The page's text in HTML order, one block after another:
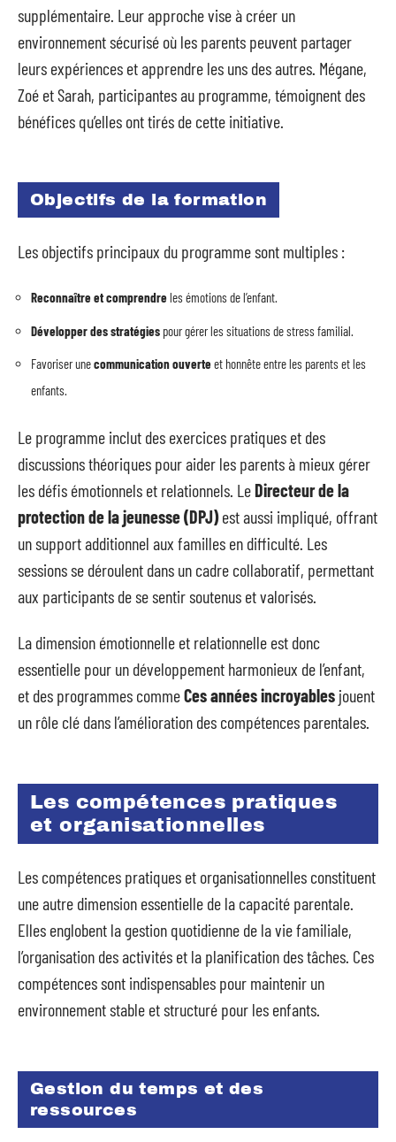
supplémentaire. Leur approche vise à créer un
environnement sécurisé où les parents peuvent partager
leurs expériences et apprendre les uns des autres. Mégane,
Zoé et Sarah, participantes au programme, témoignent des
bénéfices qu’elles ont tirés de cette initiative.
Objectifs de la formation
Les objectifs principaux du programme sont multiples :
Reconnaître et comprendreles émotions de l’enfant.
Développer des stratégies pour gérer les situations de stress familial.
Favoriser unecommunication ouverteet honnête entre les parents et les
enfants.
Le programme inclut des exercices pratiques et des
discussions théoriques pour aider les parents à mieux gérer
les défis émotionnels et relationnels. LeDirecteur de la
protection de la jeunesse (DPJ)est aussi impliqué, offrant
un support additionnel aux familles en difficulté. Les
sessions se déroulent dans un cadre collaboratif, permettant
aux participants de se sentir soutenus et valorisés.
La dimension émotionnelle et relationnelle est donc
essentielle pour un développement harmonieux de l’enfant,
et des programmes commeCes années incroyables jouent
un rôle clé dans l’amélioration des compétences parentales.
Les compétences pratiques
et organisationnelles
Les compétences pratiques et organisationnelles constituent
une autre dimension essentielle de la capacité parentale.
Elles englobent la gestion quotidienne de la vie familiale,
l’organisation des activités et la planification des tâches. Ces
compétences sont indispensables pour maintenir un
environnement stable et structuré pour les enfants.
Gestion du temps et des
ressources